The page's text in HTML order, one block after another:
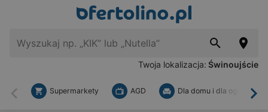
Twoja lokalizacja: Świnoujście
Wstecz
Supermarkety AGD Dla domu i dla ogrodu